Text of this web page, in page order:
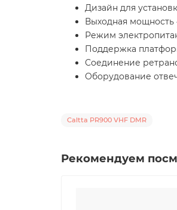
Дизайн для
Выходная мощность
Режим
Поддержка
Соединение
Оборудование
Caltta PR900 VHF DMR
Рекомендуем